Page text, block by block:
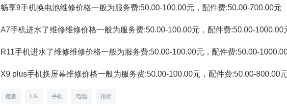
畅享9手机换电池维修价格一般为服务费:50.00-100.00元，配件费:50.00-700.00元
A7手机进水了维修维修价格一般为服务费:50.00-100.00元，配件费:50.00-1000.00
R11手机进水了维修维修价格一般为服务费:50.00-100.00元，配件费:50.00-
X9 plus手机换屏幕维修价格一般为服务费:50.00-100.00元，配件费:50.00-800.00
德惠 LG 手机 电池 报价